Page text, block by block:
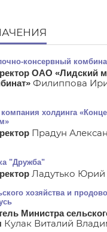
консервный
ОАО «Лидский
Филиппова
холдинга
Прадун
"Дружба"
Ладутько Юрий
хозяйства и
Министра
Кулак Виталий